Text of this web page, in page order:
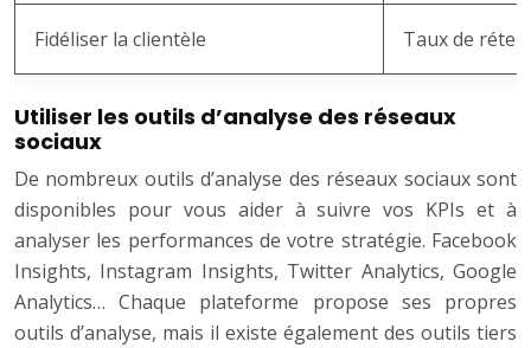
Fidéliser la clientèle Taux de
Utiliser les outils d’analyse des réseaux
sociaux
De nombreux outils d’analyse des réseaux sociaux sont
disponibles pour vous aider à suivre vos KPIs et à
analyser les performances de votre stratégie. Facebook
Insights, Instagram Insights, Twitter Analytics, Google
Analytics… Chaque plateforme propose ses propres
outils d’analyse, mais il existe également des outils tiers